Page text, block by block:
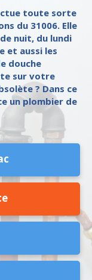
toute sorte
du 31006. Elle
nuit, du lundi
et aussi les
douche
sur votre
? Dans ce
un plombier de